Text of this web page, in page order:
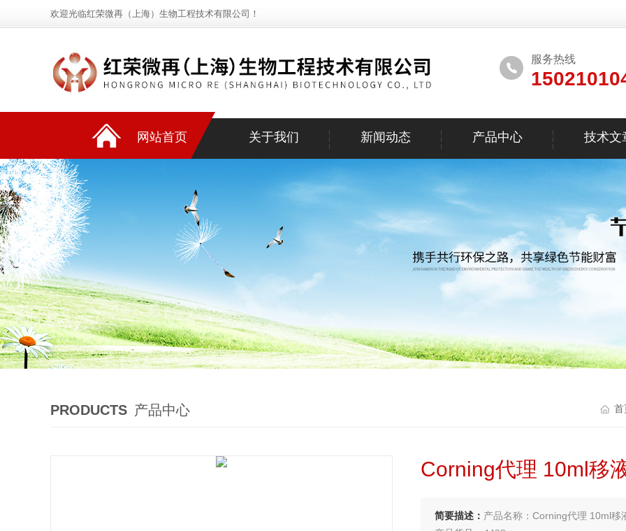
欢迎光临红荣微再（上海）生物工程技术有限公司！
服务热线
网站首页 关于我们 新闻动态 产品中心 技术文
PRODUCTS 产品中心 首
Corning代理 10ml移
简要描述： 产品名称：Corning代理 10ml移